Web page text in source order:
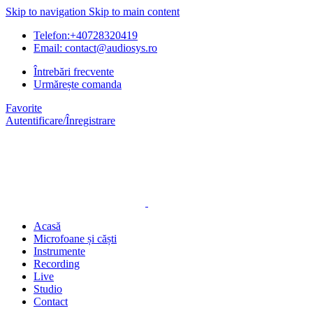
Skip to navigation Skip to main content
Telefon:+40728320419
Email: contact@audiosys.ro
Întrebări frecvente
Urmărește comanda
Favorite
Autentificare/Înregistrare
Acasă
Microfoane și căști
Instrumente
Recording
Live
Studio
Contact